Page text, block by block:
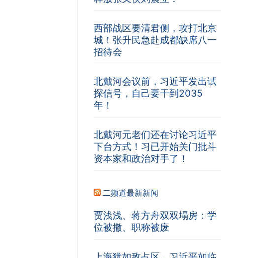
西部战区要清君侧，攻打北京
城！张升民急赴成都缺席八一
招待会
北戴河会议前，习近平发出试
探信号，自己要干到2035
年！
北戴河元老们还在讨论习近平
下台方式！习已开始关门批斗
资本家和政治对手了！
二频道最新新闻
贾浅浅、蒋方舟双双塌房：学
位被撤、职称被废